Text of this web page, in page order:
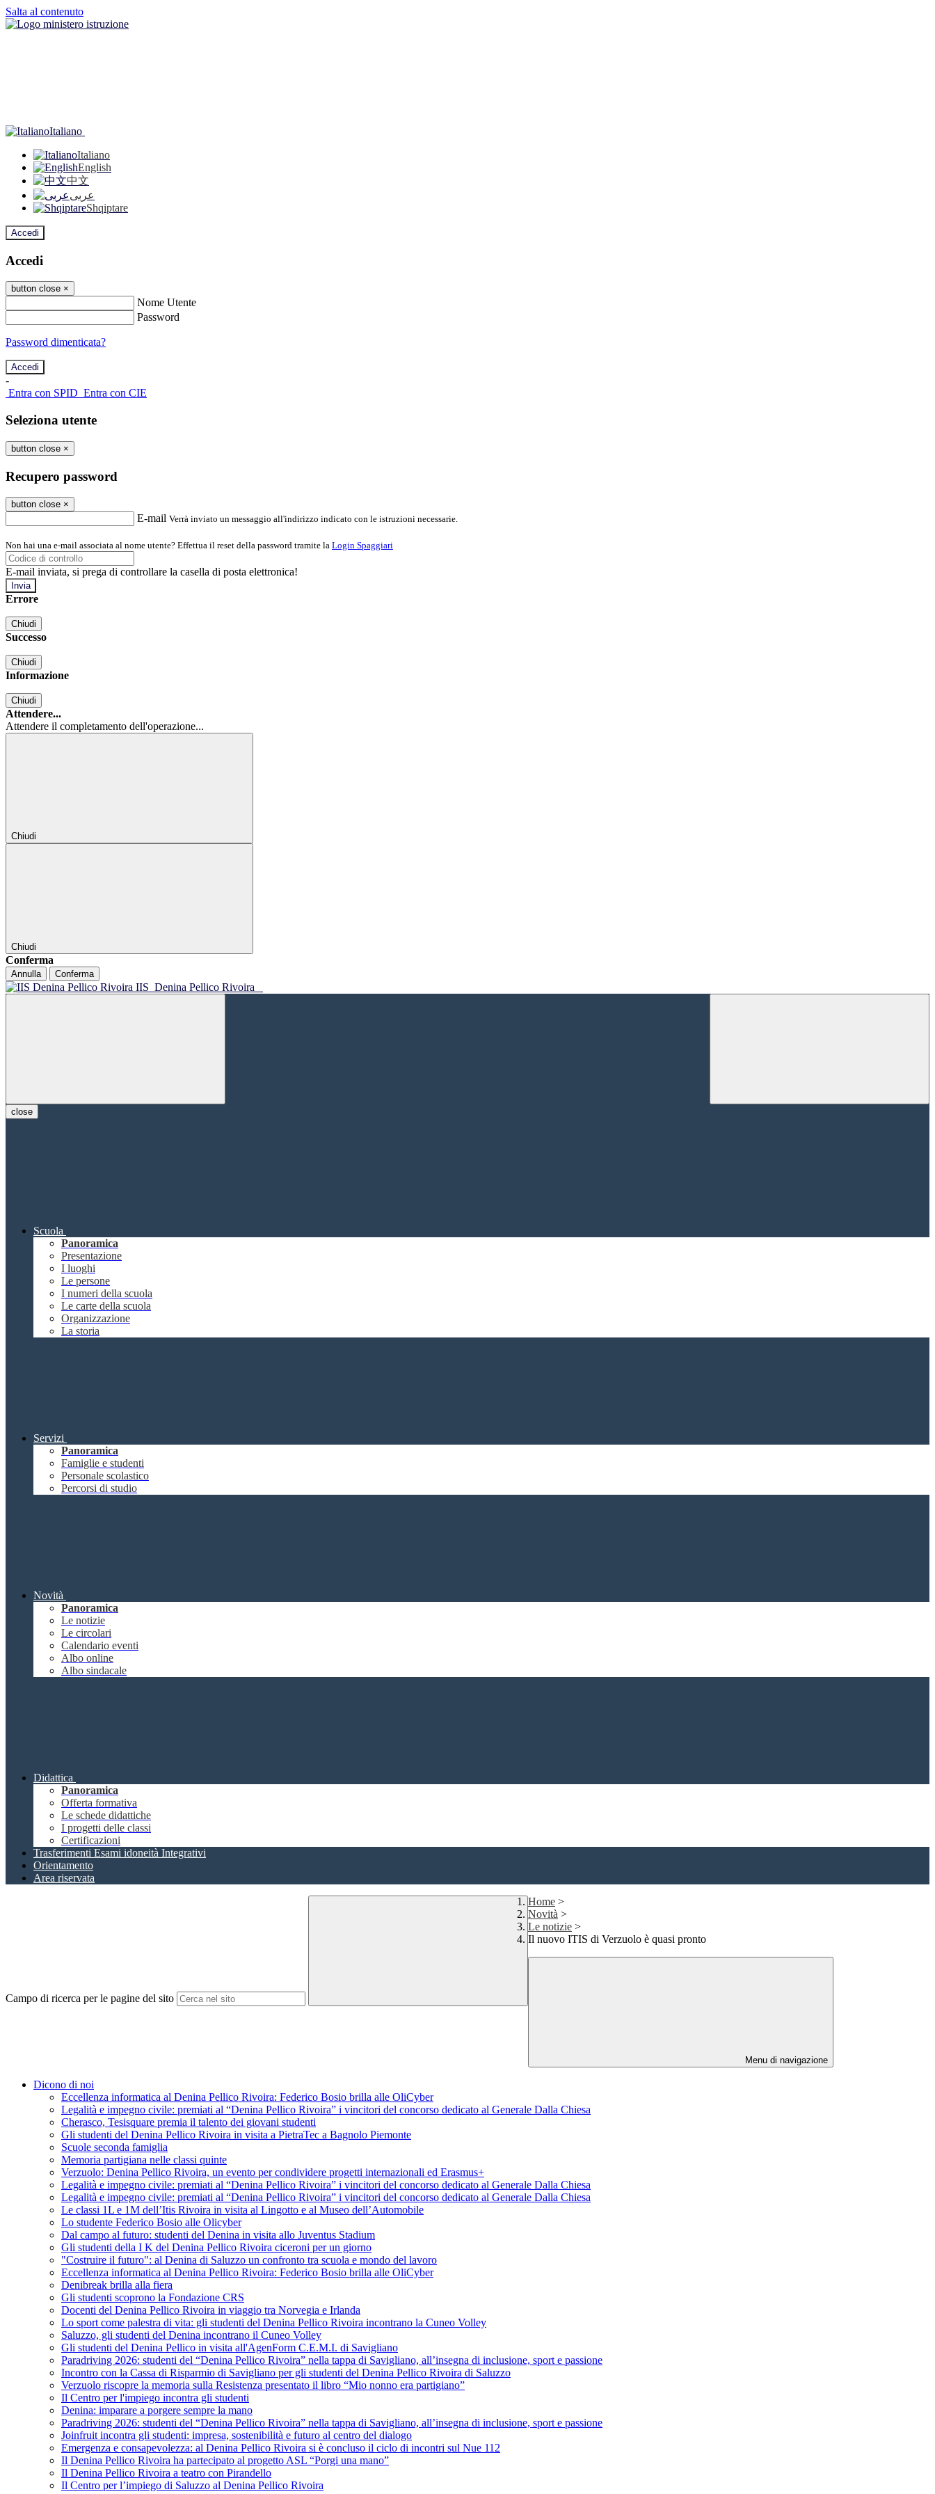
Salta al contenuto
Italiano
Italiano
English
中文
عربى
Shqiptare
Accedi
Accedi
button close ×
Nome Utente
Password
Password dimenticata?
-
Entra con SPID Entra con CIE
Seleziona utente
button close ×
Recupero password
button close ×
E-mail Verrà inviato un messaggio all'indirizzo indicato con le istruzioni necessarie.
Non hai una e-mail associata al nome utente? Effettua il reset della password tramite la Login Spaggiari
E-mail inviata, si prega di controllare la casella di posta elettronica!
Errore
Chiudi
Successo
Chiudi
Informazione
Chiudi
Attendere...
Attendere il completamento dell'operazione...
Chiudi
Chiudi
Conferma
Annulla Conferma
IIS Denina Pellico Rivoira
close
Scuola
Panoramica
Presentazione
I luoghi
Le persone
I numeri della scuola
Le carte della scuola
Organizzazione
La storia
Servizi
Panoramica
Famiglie e studenti
Personale scolastico
Percorsi di studio
Novità
Panoramica
Le notizie
Le circolari
Calendario eventi
Albo online
Albo sindacale
Didattica
Panoramica
Offerta formativa
Le schede didattiche
I progetti delle classi
Certificazioni
Trasferimenti Esami idoneità Integrativi
Orientamento
Area riservata
Campo di ricerca per le pagine del sito
Home >
Novità >
Le notizie >
Il nuovo ITIS di Verzuolo è quasi pronto
Menu di navigazione
Dicono di noi
Eccellenza informatica al Denina Pellico Rivoira: Federico Bosio brilla alle OliCyber
Legalità e impegno civile: premiati al “Denina Pellico Rivoira” i vincitori del concorso dedicato al Generale Dalla Chiesa
Cherasco, Tesisquare premia il talento dei giovani studenti
Gli studenti del Denina Pellico Rivoira in visita a PietraTec a Bagnolo Piemonte
Scuole seconda famiglia
Memoria partigiana nelle classi quinte
Verzuolo: Denina Pellico Rivoira, un evento per condividere progetti internazionali ed Erasmus+
Legalità e impegno civile: premiati al “Denina Pellico Rivoira” i vincitori del concorso dedicato al Generale Dalla Chiesa
Legalità e impegno civile: premiati al “Denina Pellico Rivoira” i vincitori del concorso dedicato al Generale Dalla Chiesa
Le classi 1L e 1M dell’Itis Rivoira in visita al Lingotto e al Museo dell’Automobile
Lo studente Federico Bosio alle Olicyber
Dal campo al futuro: studenti del Denina in visita allo Juventus Stadium
Gli studenti della I K del Denina Pellico Rivoira ciceroni per un giorno
"Costruire il futuro": al Denina di Saluzzo un confronto tra scuola e mondo del lavoro
Eccellenza informatica al Denina Pellico Rivoira: Federico Bosio brilla alle OliCyber
Denibreak brilla alla fiera
Gli studenti scoprono la Fondazione CRS
Docenti del Denina Pellico Rivoira in viaggio tra Norvegia e Irlanda
Lo sport come palestra di vita: gli studenti del Denina Pellico Rivoira incontrano la Cuneo Volley
Saluzzo, gli studenti del Denina incontrano il Cuneo Volley
Gli studenti del Denina Pellico in visita all'AgenForm C.E.M.I. di Savigliano
Paradriving 2026: studenti del “Denina Pellico Rivoira” nella tappa di Savigliano, all’insegna di inclusione, sport e passione
Incontro con la Cassa di Risparmio di Savigliano per gli studenti del Denina Pellico Rivoira di Saluzzo
Verzuolo riscopre la memoria sulla Resistenza presentato il libro “Mio nonno era partigiano”
Il Centro per l'impiego incontra gli studenti
Denina: imparare a porgere sempre la mano
Paradriving 2026: studenti del “Denina Pellico Rivoira” nella tappa di Savigliano, all’insegna di inclusione, sport e passione
Joinfruit incontra gli studenti: impresa, sostenibilità e futuro al centro del dialogo
Emergenza e consapevolezza: al Denina Pellico Rivoira si è concluso il ciclo di incontri sul Nue 112
Il Denina Pellico Rivoira ha partecipato al progetto ASL “Porgi una mano”
Il Denina Pellico Rivoira a teatro con Pirandello
Il Centro per l’impiego di Saluzzo al Denina Pellico Rivoira